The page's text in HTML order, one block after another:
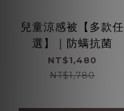
兒童涼感被【多款任
選】｜防螨抗菌
NT$1,480
NT$1,780